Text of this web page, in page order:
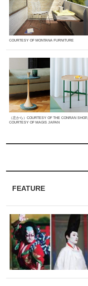
FEATURE
COURTESY OF MONTANA FURNITURE
（左から）COURTESY OF THE CONRAN SHOP,
COURTESY OF MAGIS JAPAN